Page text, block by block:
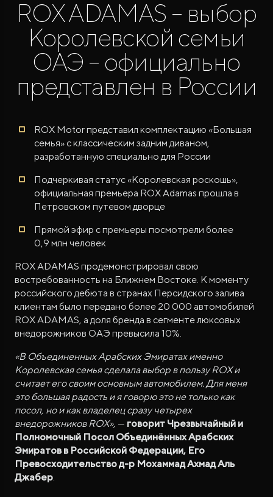
от 9 300 000 ₽*
ROX ADAMAS – выбор
Королевской семьи
ОАЭ – официально
представлен в России
ROX Motor представил комплектацию «Большая
семья» с классическим задним диваном,
разработанную специально для России
Подчеркивая статус «Королевская роскошь»,
официальная премьера ROX Adamas прошла в
Петровском путевом дворце
Прямой эфир с премьеры посмотрели более
0,9 млн человек
ROX ADAMAS продемонстрировал свою
востребованность на Ближнем Востоке. К моменту
российского дебюта в странах Персидского залива
клиентам было передано более 20 000 автомобилей
ROX ADAMAS, а доля бренда в сегменте люксовых
внедорожников ОАЭ превысила 10%.
«В Объединенных Арабских Эмиратах именно
Королевская семья сделала выбор в пользу ROX и
считает его своим основным автомобилем. Для меня
это большая радость и я говорю это не только как
посол, но и как владелец сразу четырех
внедорожников ROX», — говорит Чрезвычайный и
Полномочный Посол Объединённых Арабских
Эмиратов в Российской Федерации, Его
Превосходительство д-р Мохаммад Ахмад Аль
Джабер.